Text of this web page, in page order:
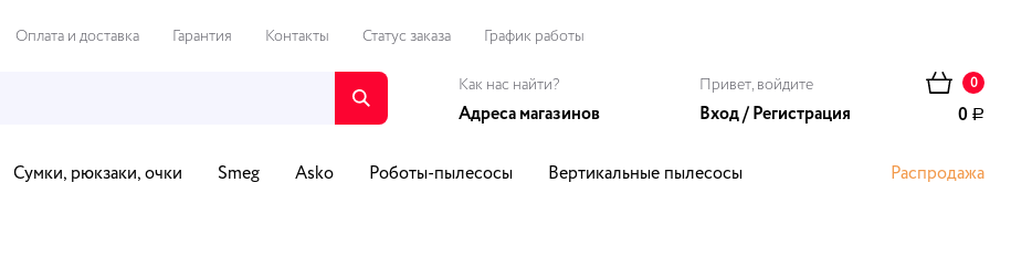
0
0 Р
Привет, войдите
Вход/ Регистрация
Оплата и доставка Гарантия Контакты Статус заказа График работы
Как нас найти?
Адреса магазинов
Сумки, рюкзаки, очки Smeg Asko Роботы-пылесосы
Вертикальные пылесосы
Распродажа